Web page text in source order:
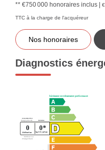
** €750 000 honoraires inclus |
TTC à la charge de l'acquéreur
Nos honoraires
Diagnostics